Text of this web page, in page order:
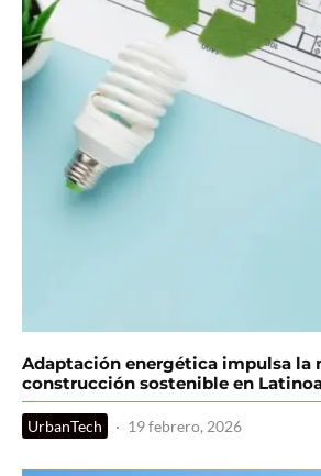
Adaptación energética impulsa la
construcción sostenible en
UrbanTech · 19 febrero, 2026